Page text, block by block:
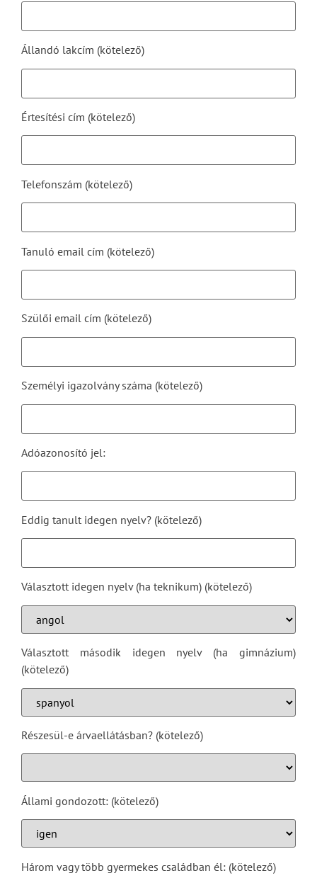
Állandó lakcím (kötelező)
Értesítési cím (kötelező)
Telefonszám (kötelező)
Tanuló email cím (kötelező)
Szülői email cím (kötelező)
Személyi igazolvány száma (kötelező)
Adóazonosító jel:
Eddig tanult idegen nyelv? (kötelező)
Választott idegen nyelv (ha teknikum) (kötelező)
Választott második idegen nyelv (ha gimnázium)
(kötelező)
Részesül-e árvaellátásban? (kötelező)
Állami gondozott: (kötelező)
Három vagy több gyermekes családban él: (kötelező)